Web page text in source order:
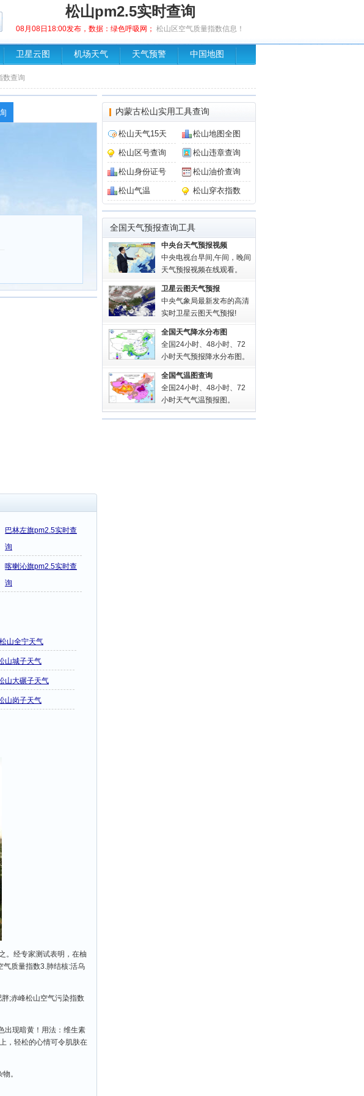
松山pm2.5实时查询
08月08日18:00发布，数据：绿色呼吸网； 松山区空气质量指数信息！
卫星云图 机场天气 天气预警 中国地图
数查询
巴林左旗pm2.5实时查
询
喀喇沁旗pm2.5实时查
询
松山全宁天气
山城子天气
山大碾子天气
山岗子天气
。经专家测试表明，在柚
气质量指数3.肺结核:活乌
;赤峰松山空气污染指数
出现暗黄！用法：维生素
，轻松的心情可令肌肤在
。
内蒙古松山实用工具查询
松山天气15天 松山地图全图
松山区号查询 松山违章查询
松山身份证号 松山油价查询
松山气温 松山穿衣指数
全国天气预报查询工具
中央台天气预报视频
中央电视台早间,午间，晚间
天气预报视频在线观看。
卫星云图天气预报
中央气象局最新发布的高清
实时卫星云图天气预报!
全国天气降水分布图
全国24小时、48小时、72
小时天气预报降水分布图。
全国气温图查询
全国24小时、48小时、72
小时天气气温预报图。